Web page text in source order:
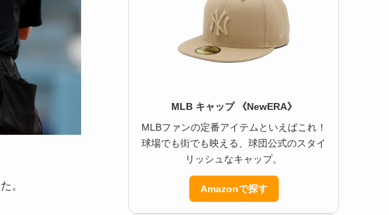
。
MLB キャップ 《NewERA》
MLBファンの定番アイテムといえばこれ！
球場でも街でも映える、球団公式のスタイ
リッシュなキャップ。
Amazonで探す